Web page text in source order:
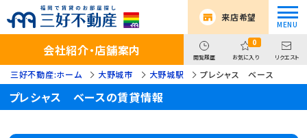
来店希望
会社紹介・店舗案内 閲覧履歴
0
お気に入り リクエスト
三好不動産:ホーム 大野城市 大野城駅 プレシャス ベース
プレシャス ベースの賃貸情報